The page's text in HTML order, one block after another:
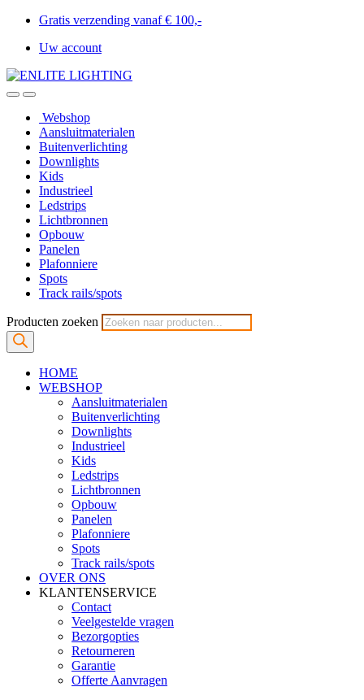
Gratis verzending vanaf € 100,-
Uw account
Webshop
Aansluitmaterialen
Buitenverlichting
Downlights
Kids
Industrieel
Ledstrips
Lichtbronnen
Opbouw
Panelen
Plafonniere
Spots
Track rails/spots
Producten zoeken
HOME
WEBSHOP
Aansluitmaterialen
Buitenverlichting
Downlights
Industrieel
Kids
Ledstrips
Lichtbronnen
Opbouw
Panelen
Plafonniere
Spots
Track rails/spots
OVER ONS
KLANTENSERVICE
Contact
Veelgestelde vragen
Bezorgopties
Retourneren
Garantie
Offerte Aanvragen